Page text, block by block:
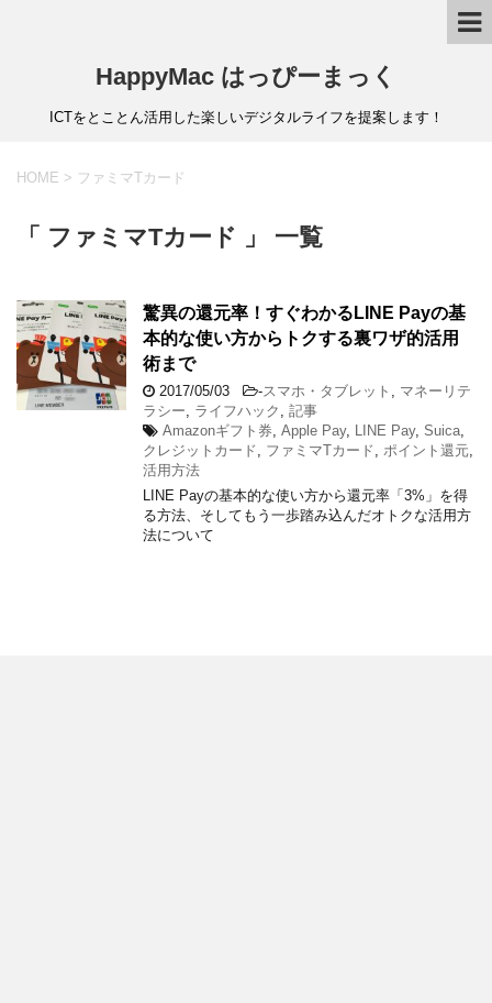
HappyMac はっぴーまっく
ICTをとことん活用した楽しいデジタルライフを提案します！
HOME > ファミマTカード
「 ファミマTカード 」 一覧
驚異の還元率！すぐわかるLINE Payの基
本的な使い方からトクする裏ワザ的活用
術まで
2017/05/03 -スマホ・タブレット
マネーリテ
ラシー
ライフハック
記事
Amazonギフト券 Apple Pay, LINE Pay, Suica
クレジットカード
ファミマTカード ポイント還元
活用方法
LINE Payの基本的な使い方から還元率「3%」を得
る方法、そしてもう一歩踏み込んだオトクな活用方
法について